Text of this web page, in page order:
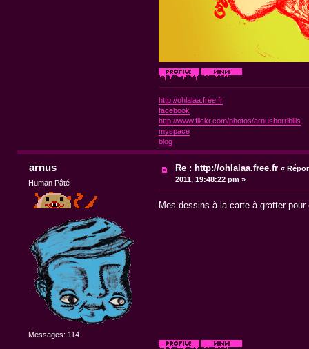
http://ohlalaa.free.fr
facebook
http://www.flickr.com/photos/arnushorribilis
myspace
blog
arnus
Human Pâté
Messages: 114
Re : http://ohlalaa.free.fr «
2011, 19:48:22 pm »
Mes dessins à la carte à gratter